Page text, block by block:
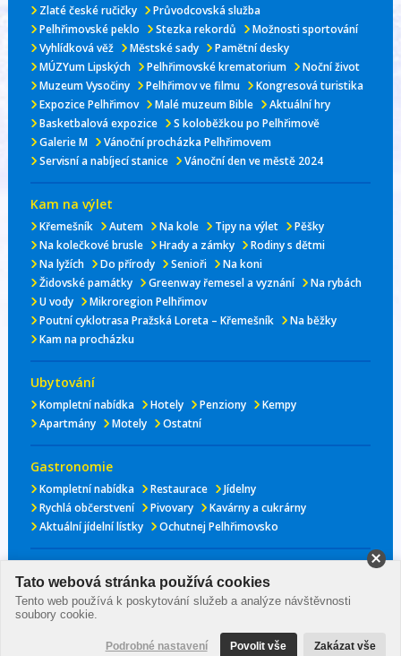
Zlaté české ručičky
Průvodcovská služba
Pelhřimovské peklo
Stezka rekordů
Možnosti sportování
Vyhlídková věž
Městské sady
Pamětní desky
MÚZYum Lipských
Pelhřimovské krematorium
Noční život
Muzeum Vysočiny
Pelhřimov ve filmu
Kongresová turistika
Expozice Pelhřimov
Malé muzeum Bible
Aktuální hry
Basketbalová expozice
S koloběžkou po Pelhřimově
Galerie M
Vánoční procházka Pelhřimovem
Servisní a nabíjecí stanice
Vánoční den ve městě 2024
Kam na výlet
Křemešník Autem Na kole Tipy na výlet
Pěšky
Na kolečkové brusle
Hrady a zámky
Rodiny s dětmi
Na lyžích
Do přírody Senioři
Na koni
Židovské památky
Greenway řemesel a vyznání
Na rybách
U vody
Mikroregion Pelhřimov
Poutní cyklotrasa Pražská Loreta – Křemešník
Na běžky
Kam na procházku
Ubytování
Kompletní nabídka Hotely Penziony
Kempy
Apartmány
Motely Ostatní
Gastronomie
Kompletní nabídka Restaurace
Jídelny
Rychlá občerstvení
Pivovary
Kavárny a cukrárny
Aktuální jídelní lístky
Ochutnej Pelhřimovsko
www.kulturape.cz
Tato webová stránka používá cookies
Tento web používá k poskytování služeb a analýze návštěvnosti
soubory cookie.
Podrobné nastavení Povolit vše Zakázat vše